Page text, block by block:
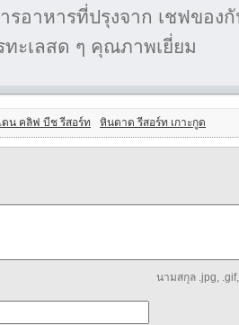
รอาหารที่ปรุงจาก เชฟของ
ทะเลสด ๆ คุณภาพเยี่ยม
ดน คลิฟ บีช รีสอร์ท หินดาด รีสอร์ท เกาะกูด
นามสกุล .jpg,